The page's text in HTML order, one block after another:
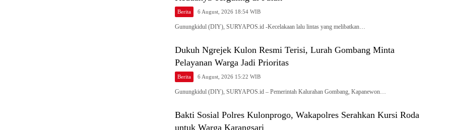
Berita 6 August, 2026 18:54 WIB
Gunungkidul (DIY), SURYAPOS.id -Kecelakaan lalu lintas yang melibatkan…
Dukuh Ngrejek Kulon Resmi Terisi, Lurah Gombang Minta
Pelayanan Warga Jadi Prioritas
Berita 6 August, 2026 15:22 WIB
Gunungkidul (DIY), SURYAPOS.id – Pemerintah Kalurahan Gombang, Kapanewon…
Bakti Sosial Polres Kulonprogo, Wakapolres Serahkan Kursi Roda
untuk Warga Karangsari